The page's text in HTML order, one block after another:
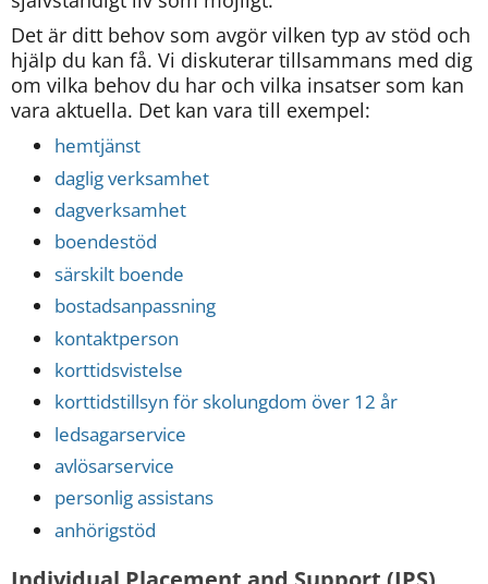
Det är ditt behov som avgör vilken typ av stöd och
hjälp du kan få. Vi diskuterar tillsammans med dig
om vilka behov du har och vilka insatser som kan
vara aktuella. Det kan vara till exempel:
hemtjänst
daglig verksamhet
dagverksamhet
boendestöd
särskilt boende
bostadsanpassning
kontaktperson
korttidsvistelse
korttidstillsyn för skolungdom över 12 år
ledsagarservice
avlösarservice
personlig assistans
anhörigstöd